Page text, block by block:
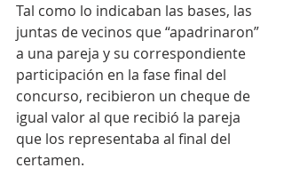
Tal como lo indicaban las bases, las
juntas de vecinos que “apadrinaron”
a una pareja y su correspondiente
participación en la fase final del
concurso, recibieron un cheque de
igual valor al que recibió la pareja
que los representaba al final del
certamen.